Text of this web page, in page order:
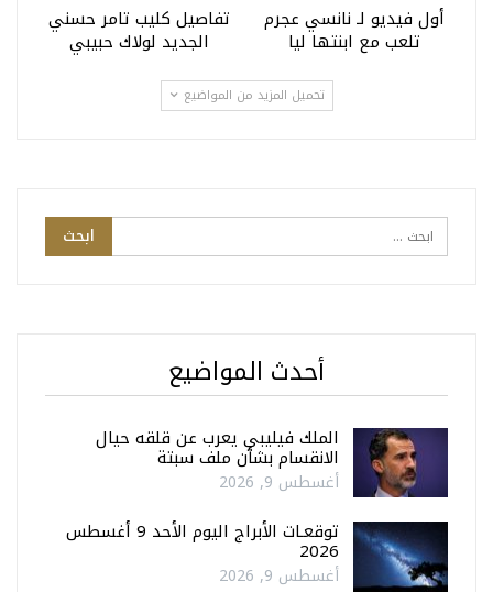
أول فيديو لـ نانسي عجرم
تلعب مع ابنتها ليا
تفاصيل كليب تامر حسني
الجديد لولاك حبيبي
تحميل المزيد من المواضيع
أحدث المواضيع
الملك فيليبي يعرب عن قلقه حيال
الانقسام بشأن ملف سبتة
أغسطس 9, 2026
توقعـات الأبراج اليوم الأحد 9 أغسطس
2026
أغسطس 9, 2026